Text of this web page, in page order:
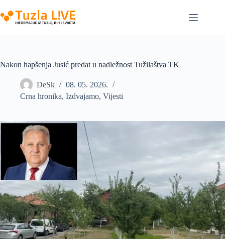
to
content
Nakon hapšenja Jusić predat u nadležnost Tužilaštva TK
DeSk
08. 05. 2026.
Crna hronika, Izdvajamo, Vijesti